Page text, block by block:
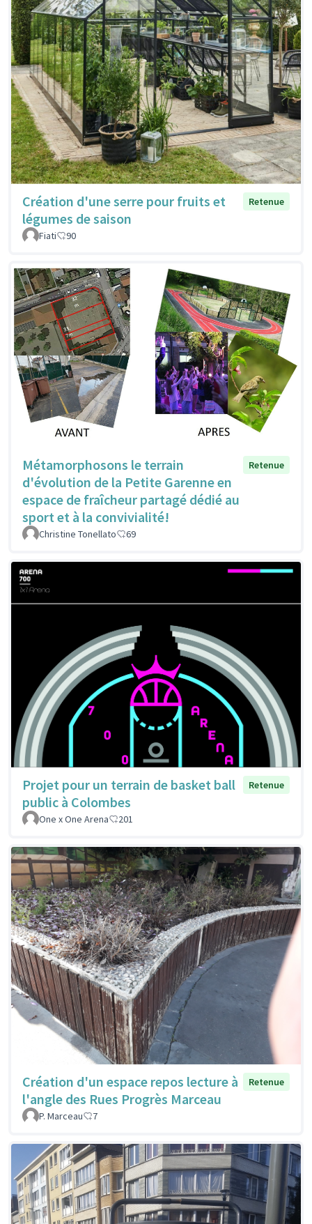
Création d'une serre pour fruits et
légumes de saison
Retenue
Fiati 90
Métamorphosons le terrain
d'évolution de la Petite Garenne en
espace de fraîcheur partagé dédié au
sport et à la convivialité!
Retenue
Christine Tonellato 69
Projet pour un terrain de basket ball
public à Colombes
Retenue
One x One Arena 201
Création d'un espace repos lecture à
l'angle des Rues Progrès Marceau
Retenue
P. Marceau 7